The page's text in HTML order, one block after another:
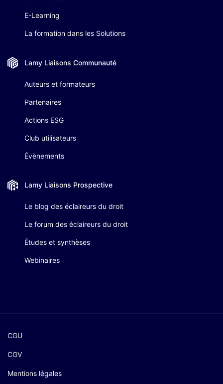
E-Learning
La formation dans les Solutions
Lamy Liaisons Communauté
Auteurs et formateurs
Partenaires
Actions ESG
Club utilisateurs
Évènements
Lamy Liaisons Prospective
Le blog des éclaireurs du droit
Le forum des éclaireurs du droit
Études et synthèses
Webinaires
CGU
CGV
Mentions légales